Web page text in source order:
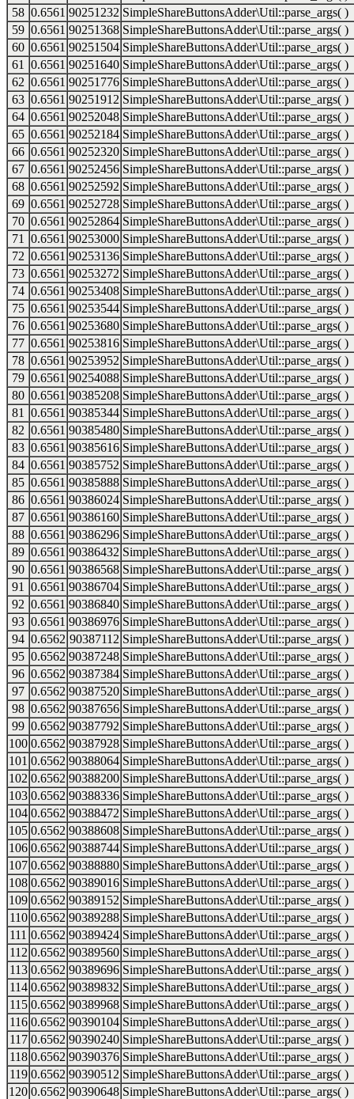
58 0.6561 90251232 SimpleShareButtonsAdder\Util::parse_args( )
59 0.6561 90251368 SimpleShareButtonsAdder\Util::parse_args( )
60 0.6561 90251504 SimpleShareButtonsAdder\Util::parse_args( )
61
0.6561 90251640 SimpleShareButtonsAdder\Util::parse_args( )
62 0.6561 90251776 SimpleShareButtonsAdder\Util::parse_args( )
63 0.6561 90251912 SimpleShareButtonsAdder\Util::parse_args( )
64 0.6561 90252048 SimpleShareButtonsAdder\Util::parse_args( )
65 0.6561 90252184 SimpleShareButtonsAdder\Util::parse_args( )
66 0.6561 90252320 SimpleShareButtonsAdder\Util::parse_args( )
67 0.6561 90252456 SimpleShareButtonsAdder\Util::parse_args( )
68 0.6561 90252592 SimpleShareButtonsAdder\Util::parse_args( )
69 0.6561 90252728 SimpleShareButtonsAdder\Util::parse_args( )
70 0.6561 90252864 SimpleShareButtonsAdder\Util::parse_args( )
71
0.6561 90253000 SimpleShareButtonsAdder\Util::parse_args( )
72 0.6561 90253136 SimpleShareButtonsAdder\Util::parse_args( )
73 0.6561 90253272 SimpleShareButtonsAdder\Util::parse_args( )
74 0.6561 90253408 SimpleShareButtonsAdder\Util::parse_args( )
75 0.6561 90253544 SimpleShareButtonsAdder\Util::parse_args( )
76 0.6561 90253680 SimpleShareButtonsAdder\Util::parse_args( )
77 0.6561 90253816 SimpleShareButtonsAdder\Util::parse_args( )
78 0.6561 90253952 SimpleShareButtonsAdder\Util::parse_args( )
79 0.6561 90254088 SimpleShareButtonsAdder\Util::parse_args( )
80 0.6561 90385208 SimpleShareButtonsAdder\Util::parse_args( )
81
0.6561 90385344 SimpleShareButtonsAdder\Util::parse_args( )
82 0.6561 90385480 SimpleShareButtonsAdder\Util::parse_args( )
83 0.6561 90385616 SimpleShareButtonsAdder\Util::parse_args( )
84 0.6561 90385752 SimpleShareButtonsAdder\Util::parse_args( )
85 0.6561 90385888 SimpleShareButtonsAdder\Util::parse_args( )
86 0.6561 90386024 SimpleShareButtonsAdder\Util::parse_args( )
87 0.6561 90386160 SimpleShareButtonsAdder\Util::parse_args( )
88 0.6561 90386296 SimpleShareButtonsAdder\Util::parse_args( )
89 0.6561 90386432 SimpleShareButtonsAdder\Util::parse_args( )
90 0.6561 90386568 SimpleShareButtonsAdder\Util::parse_args( )
91
0.6561 90386704 SimpleShareButtonsAdder\Util::parse_args( )
92 0.6561 90386840 SimpleShareButtonsAdder\Util::parse_args( )
93 0.6561 90386976 SimpleShareButtonsAdder\Util::parse_args( )
94 0.6562 90387112 SimpleShareButtonsAdder\Util::parse_args( )
95 0.6562 90387248 SimpleShareButtonsAdder\Util::parse_args( )
96 0.6562 90387384 SimpleShareButtonsAdder\Util::parse_args( )
97 0.6562 90387520 SimpleShareButtonsAdder\Util::parse_args( )
98 0.6562 90387656 SimpleShareButtonsAdder\Util::parse_args( )
99 0.6562 90387792 SimpleShareButtonsAdder\Util::parse_args( )
100 0.6562 90387928 SimpleShareButtonsAdder\Util::parse_args( )
101 0.6562 90388064 SimpleShareButtonsAdder\Util::parse_args( )
102 0.6562 90388200 SimpleShareButtonsAdder\Util::parse_args( )
103 0.6562 90388336 SimpleShareButtonsAdder\Util::parse_args( )
104 0.6562 90388472 SimpleShareButtonsAdder\Util::parse_args( )
105 0.6562 90388608 SimpleShareButtonsAdder\Util::parse_args( )
106 0.6562 90388744 SimpleShareButtonsAdder\Util::parse_args( )
107 0.6562 90388880 SimpleShareButtonsAdder\Util::parse_args( )
108 0.6562 90389016 SimpleShareButtonsAdder\Util::parse_args( )
109 0.6562 90389152 SimpleShareButtonsAdder\Util::parse_args( )
110 0.6562 90389288 SimpleShareButtonsAdder\Util::parse_args( )
111 0.6562 90389424 SimpleShareButtonsAdder\Util::parse_args( )
112 0.6562 90389560 SimpleShareButtonsAdder\Util::parse_args( )
113 0.6562 90389696 SimpleShareButtonsAdder\Util::parse_args( )
114 0.6562 90389832 SimpleShareButtonsAdder\Util::parse_args( )
115 0.6562 90389968 SimpleShareButtonsAdder\Util::parse_args( )
116 0.6562 90390104 SimpleShareButtonsAdder\Util::parse_args( )
117 0.6562 90390240 SimpleShareButtonsAdder\Util::parse_args( )
118 0.6562 90390376 SimpleShareButtonsAdder\Util::parse_args( )
119 0.6562 90390512 SimpleShareButtonsAdder\Util::parse_args( )
120 0.6562 90390648 SimpleShareButtonsAdder\Util::parse_args( )